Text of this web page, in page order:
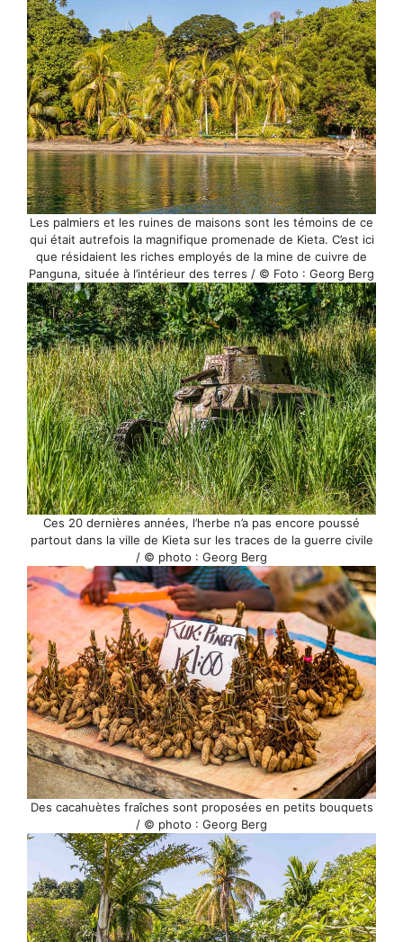
Les palmiers et les ruines de maisons sont les témoins de ce
qui était autrefois la magnifique promenade de Kieta. C’est ici
que résidaient les riches employés de la mine de cuivre de
Panguna, située à l’intérieur des terres / © Foto : Georg Berg
Ces 20 dernières années, l’herbe n’a pas encore poussé
partout dans la ville de Kieta sur les traces de la guerre civile
/ © photo : Georg Berg
Des cacahuètes fraîches sont proposées en petits bouquets
/ © photo : Georg Berg